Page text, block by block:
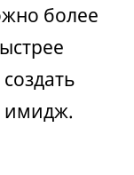
более
имидж.